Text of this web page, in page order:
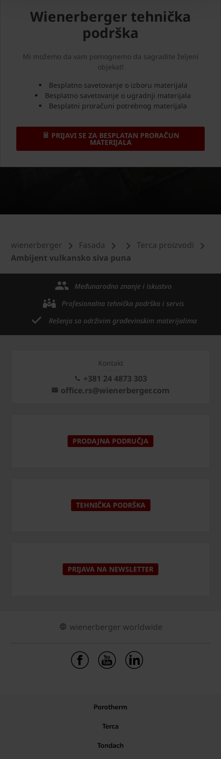
Wienerberger tehnička
podrška
Mi možemo da vam pomognemo da sagradite željeni
objekat!
Besplatno savetovanje o izboru materijala
Besplatno savetovanje o ugradnji materijala
Besplatni proračuni potrebnog materijala
PRIJAVI SE ZA BESPLATAN PRORAČUN
MATERIJALA
wienerberger Fasada
Terca proizvodi
Ambijent vulkansko siva puna
Međunarodno znanje i iskustvo
Profesionalna tehnička podrška i servis
Rešenja sa održivim građevinskim materijalima
Kontakt
+381 24 4873 303
office.rs@wienerberger.com
PRODAJNA PODRUČJA
TEHNIČKA PODRŠKA
PRIJAVA NA NEWSLETTER
wienerberger worldwide